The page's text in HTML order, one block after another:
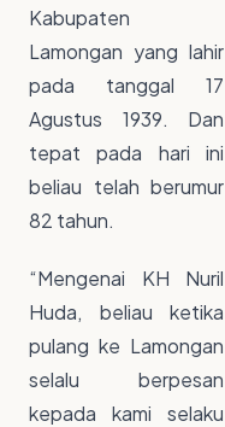
Kabupaten
Lamongan yang lahir
pada tanggal 17
Agustus 1939. Dan
tepat pada hari ini
beliau telah berumur
82 tahun.
“Mengenai KH Nuril
Huda, beliau ketika
pulang ke Lamongan
selalu berpesan
kepada kami selaku